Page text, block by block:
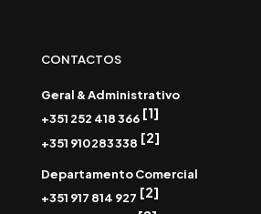
CONTACTOS
Geral & Administrativo
+351 252 418 366 [1]
+351 910 283 338 [2]
Departamento Comercial
+351 917 814 927 [2]